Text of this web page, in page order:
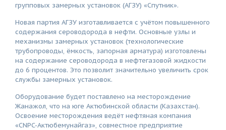
групповых замерных установок (АГЗУ) «Спутник».
Новая партия АГЗУ изготавливается с учётом повышенного
содержания сероводорода в нефти. Основные узлы и
механизмы замерных установок (технологические
трубопроводы, ёмкость, запорная арматура) изготовлены
на содержание сероводорода в нефтегазовой жидкости
до 6 процентов. Это позволит значительно увеличить срок
службы замерных установок.
Оборудование будет поставлено на месторождение
Жанажол, что на юге Актюбинской области (Казахстан).
Освоение месторождения ведёт нефтяная компания
«CNPC-Актюбемунайгаз», совместное предприятие‎